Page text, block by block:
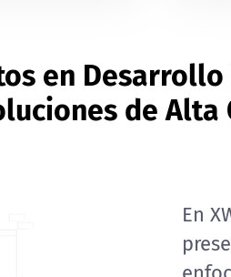
en
de Alta
En